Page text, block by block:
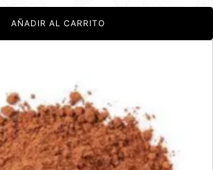
AÑADIR AL CARRITO